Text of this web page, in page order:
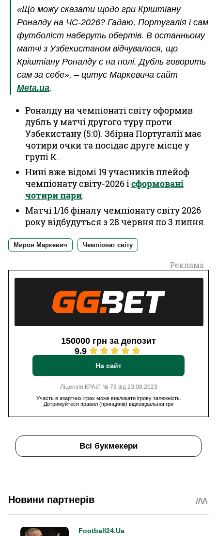
«Що можу сказати щодо гри Кріштіану
Роналду на ЧС-2026? Гадаю, Португалія і сам
футболіст наберуть обертів. В останньому
матчі з Узбекистаном відчувалося, що
Кріштіану Роналду є на полі. Дубль говорить
сам за себе», – цитує Маркевича сайт
Meta.ua.
Роналду на чемпіонаті світу оформив
дубль у матчі другого туру проти
Узбекистану (5:0). Збірна Португалії має
чотири очки та посідає друге місце у
групі К.
Нині вже відомі 19 учасників плейоф
чемпіонату світу-2026 ісформовані
чотири пари.
Матчі 1/16 фіналу чемпіонату світу 2026
року відбудуться з 28 червня по 3 липня.
Мирон Маркевич Чемпіонат світу
Реклама
150000 грн за депозит
9.9
На сайт
Ліцензія КРАІЛ № 78 від 23.08.2023
Участь в азартних іграх може викликати ігрову залежність.
Дотримуйтеся правил (принципів) відповідальної гри
Всі букмекери